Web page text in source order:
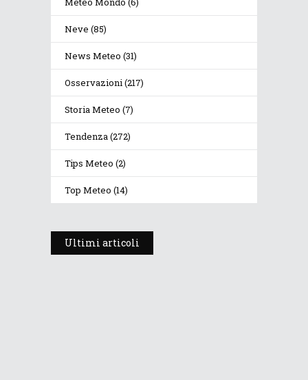
Neve (85)
News Meteo (31)
Osservazioni(217)
Storia Meteo (7)
Tendenza(272)
Tips Meteo (2)
Top Meteo (14)
Ultimi articoli